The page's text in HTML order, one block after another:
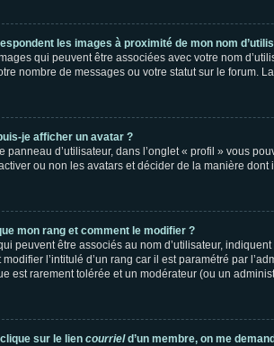
les images à proximité de mon nom
qui peuvent être associées avec votre nom
nombre de messages ou votre statut sur le forum.
je afficher un avatar ?
panneau d’utilisateur, dans l’onglet « profil » vous
ou non les avatars et décider de la manière
mon rang et comment le modifier ?
peuvent être associés au nom d’utilisateur,
l’intitulé d’un rang car il est paramétré par
est rarement tolérée et un modérateur (ou un
sur le lien courrield’un membre, on me